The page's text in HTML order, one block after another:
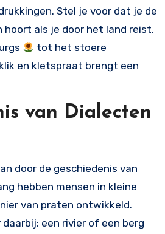
Stel je voor dat je de
hoort als je door het land reist.
tot het stoere
en kletspraat brengt een
van Dialecten
door de geschiedenis van
hebben mensen in kleine
van praten ontwikkeld.
een rivier of een berg